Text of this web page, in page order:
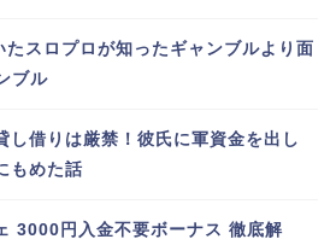
たスロプロが知ったギャンブルより面
ブル
し借りは厳禁！彼氏に軍資金を出し
もめた話
3000円入金不要ボーナス 徹底解